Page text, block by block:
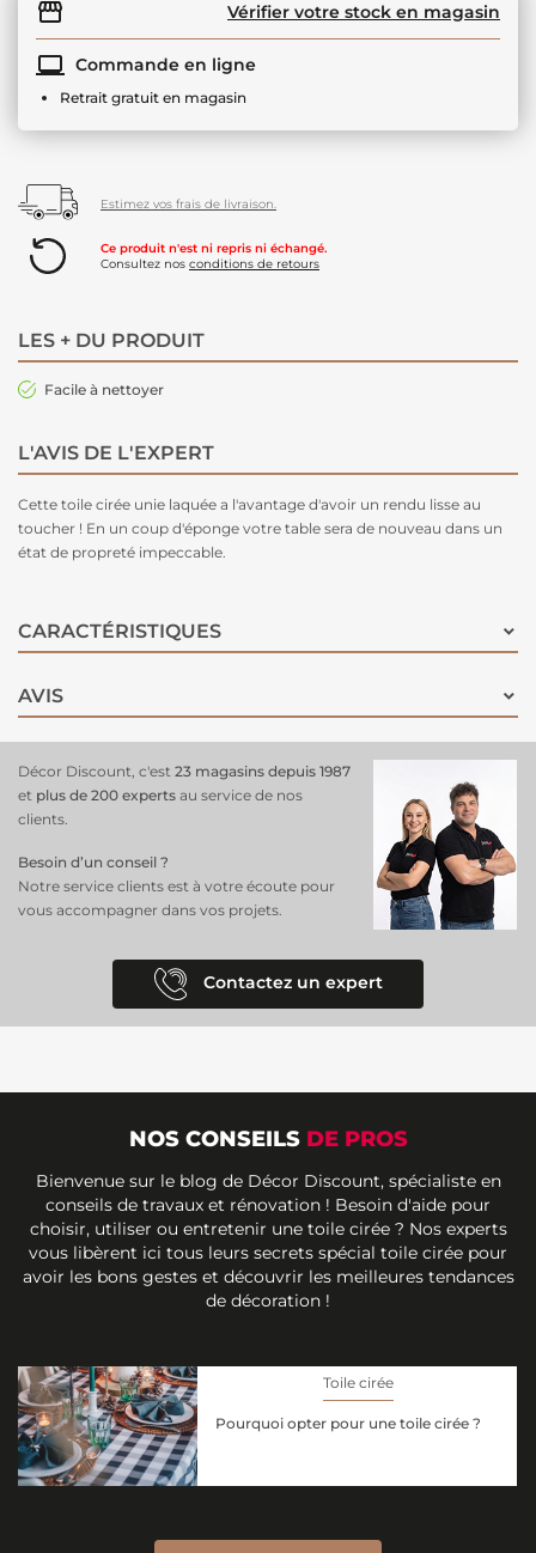
Vérifier votre stock en magasin
Commande en ligne
Retrait gratuit en magasin
Estimez vos frais de livraison.
Ce produit n'est ni repris ni échangé.
Consultez nos conditions de retours
LES + DU PRODUIT
Facile à nettoyer
L'AVIS DE L'EXPERT
Cette toile cirée unie laquée a l'avantage d'avoir un rendu lisse au
toucher ! En un coup d'éponge votre table sera de nouveau dans un
état de propreté impeccable.
CARACTÉRISTIQUES
AVIS
Décor Discount, c'est 23 magasins depuis 1987
et plus de 200 experts au service de nos
clients.
Besoin d’un conseil ?
Notre service clients est à votre écoute pour
vous accompagner dans vos projets.
Contactez un expert
NOS CONSEILS DE PROS
Bienvenue sur le blog de Décor Discount, spécialiste en
conseils de travaux et rénovation ! Besoin d'aide pour
choisir, utiliser ou entretenir une toile cirée ? Nos experts
vous libèrent ici tous leurs secrets spécial toile cirée pour
avoir les bons gestes et découvrir les meilleures tendances
de décoration !
Toile cirée
Pourquoi opter pour une toile cirée ?